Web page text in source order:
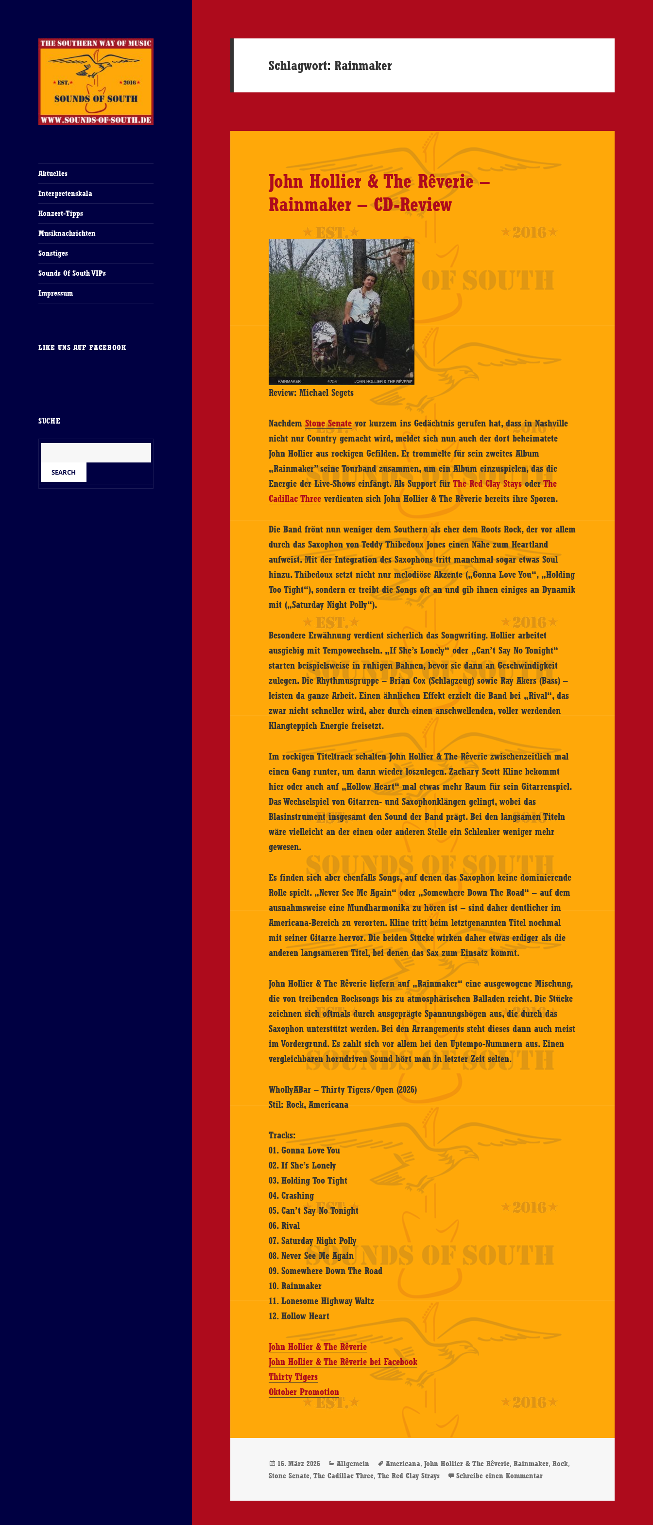
Aktuelles
Interpretenskala
Konzert-Tipps
Musiknachrichten
Sonstiges
Sounds Of South VIPs
Impressum
LIKE UNS AUF FACEBOOK
SUCHE
Schlagwort: Rainmaker
John Hollier & The Rêverie –
Rainmaker – CD-Review
Review: Michael Segets
NachdemStone Senatevor kurzem ins Gedächtnis gerufen hat, dass in Nashville
nicht nur Country gemacht wird, meldet sich nun auch der dort beheimatete
John Hollier aus rockigen Gefilden. Er trommelte für sein zweites Album
„Rainmaker” seine Tourband zusammen, um ein Album einzuspielen, das die
Energie der Live-Shows einfängt. Als Support fürThe Red Clay StaysoderThe
Cadillac Three verdienten sich John Hollier & The Rêverie bereits ihre Sporen.
Die Band frönt nun weniger dem Southern als eher dem Roots Rock, der vor allem
durch das Saxophon von Teddy Thibedoux Jones einen Nähe zum Heartland
aufweist. Mit der Integration des Saxophons tritt manchmal sogar etwas Soul
hinzu. Thibedoux setzt nicht nur melodiöse Akzente („Gonna Love You“, „Holding
Too Tight“), sondern er treibt die Songs oft an und gib ihnen einiges an Dynamik
mit („Saturday Night Polly“).
Besondere Erwähnung verdient sicherlich das Songwriting. Hollier arbeitet
ausgiebig mit Tempowechseln. „If She’s Lonely“ oder „Can’t Say No Tonight“
starten beispielsweise in ruhigen Bahnen, bevor sie dann an Geschwindigkeit
zulegen. Die Rhythmusgruppe – Brian Cox (Schlagzeug) sowie Ray Akers (Bass) –
leisten da ganze Arbeit. Einen ähnlichen Effekt erzielt die Band bei „Rival“, das
zwar nicht schneller wird, aber durch einen anschwellenden, voller werdenden
Klangteppich Energie freisetzt.
Im rockigen Titeltrack schalten John Hollier & The Rêverie zwischenzeitlich mal
einen Gang runter, um dann wieder loszulegen. Zachary Scott Kline bekommt
hier oder auch auf „Hollow Heart“ mal etwas mehr Raum für sein Gitarrenspiel.
Das Wechselspiel von Gitarren- und Saxophonklängen gelingt, wobei das
Blasinstrument insgesamt den Sound der Band prägt. Bei den langsamen Titeln
wäre vielleicht an der einen oder anderen Stelle ein Schlenker weniger mehr
gewesen.
Es finden sich aber ebenfalls Songs, auf denen das Saxophon keine dominierende
Rolle spielt. „Never See Me Again“ oder „Somewhere Down The Road“ – auf dem
ausnahmsweise eine Mundharmonika zu hören ist – sind daher deutlicher im
Americana-Bereich zu verorten. Kline tritt beim letztgenannten Titel nochmal
mit seiner Gitarre hervor. Die beiden Stücke wirken daher etwas erdiger als die
anderen langsameren Titel, bei denen das Sax zum Einsatz kommt.
John Hollier & The Rêverie liefern auf „Rainmaker“ eine ausgewogene Mischung,
die von treibenden Rocksongs bis zu atmosphärischen Balladen reicht. Die Stücke
zeichnen sich oftmals durch ausgeprägte Spannungsbögen aus, die durch das
Saxophon unterstützt werden. Bei den Arrangements steht dieses dann auch meist
im Vordergrund. Es zahlt sich vor allem bei den Uptempo-Nummern aus. Einen
vergleichbaren horndriven Sound hört man in letzter Zeit selten.
WhollyABar – Thirty Tigers/Open (2026)
Stil: Rock, Americana
Tracks:
01. Gonna Love You
02. If She’s Lonely
03. Holding Too Tight
04. Crashing
05. Can’t Say No Tonight
06. Rival
07. Saturday Night Polly
08. Never See Me Again
09. Somewhere Down The Road
10. Rainmaker
11. Lonesome Highway Waltz
12. Hollow Heart
John Hollier & The Rêverie
John Hollier & The Rêverie bei Facebook
Thirty Tigers
Oktober Promotion
Veröffentlicht
am
16. März 2026 Kategorien
Allgemein Schlagwörter
Americana,John Hollier & The Rêverie,Rainmaker,Rock,
Stone Senate,The Cadillac Three,The Red Clay Strays Schreibe einen Kommentarzu John Hollier & The Rêverie –